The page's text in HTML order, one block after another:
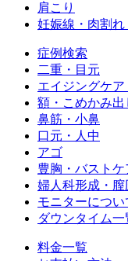
肩こり
妊娠線・肉割
症例検索
二重・目元
エイジングケ
額・こめかみ出
鼻筋・小鼻
口元・人中
アゴ
豊胸・バストケ
婦人科形成・
モニターについ
ダウンタイム一
料金一覧